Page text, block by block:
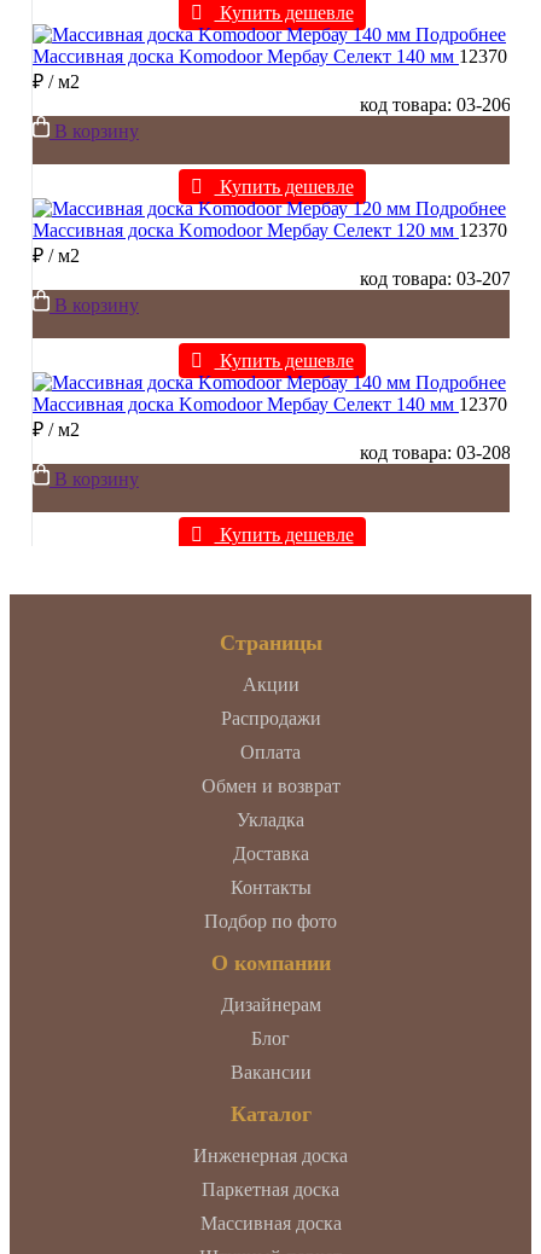
Купить дешевле
Подробнее
Массивная доска Komodoor Мербау Селект 140 мм 12370
₽ / м2
код товара: 03-206
В корзину
Купить дешевле
Подробнее
Массивная доска Komodoor Мербау Селект 120 мм 12370
₽ / м2
код товара: 03-207
В корзину
Купить дешевле
Подробнее
Массивная доска Komodoor Мербау Селект 140 мм 12370
₽ / м2
код товара: 03-208
В корзину
Купить дешевле
Страницы
Акции
Распродажи
Оплата
Обмен и возврат
Укладка
Доставка
Контакты
Подбор по фото
О компании
Дизайнерам
Блог
Вакансии
Каталог
Инженерная доска
Паркетная доска
Массивная доска